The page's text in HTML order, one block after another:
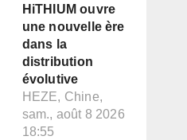
HiTHIUM ouvre
une nouvelle ère
dans la
distribution
évolutive
HEZE, Chine,
sam., août 8 2026
18:55